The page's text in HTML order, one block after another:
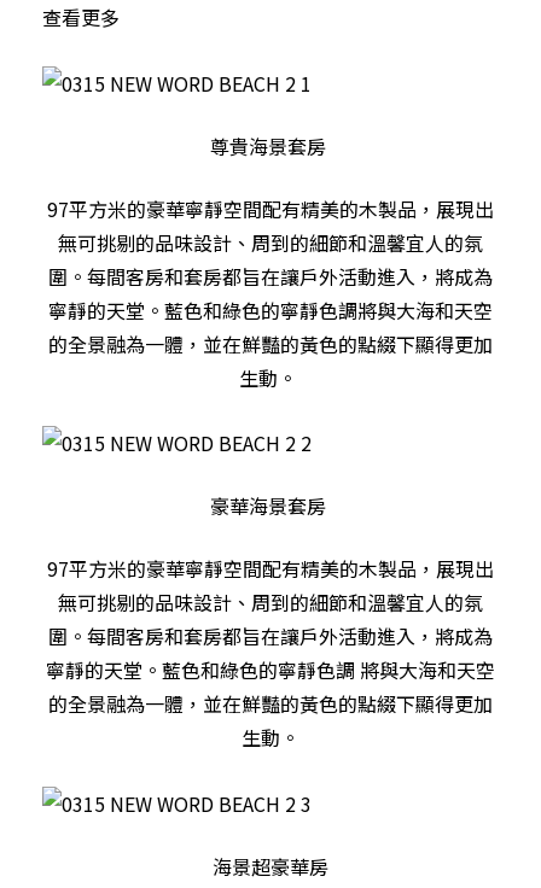
查看更多
尊貴海景套房
97平方米的豪華寧靜空間配有精美的木製品，展現出
無可挑剔的品味設計、周到的細節和溫馨宜人的氛
圍。每間客房和套房都旨在讓戶外活動進入，將成為
寧靜的天堂。藍色和綠色的寧靜色調將與大海和天空
的全景融為一體，並在鮮豔的黃色的點綴下顯得更加
生動。
豪華海景套房
97平方米的豪華寧靜空間配有精美的木製品，展現出
無可挑剔的品味設計、周到的細節和溫馨宜人的氛
圍。每間客房和套房都旨在讓戶外活動進入，將成為
寧靜的天堂。藍色和綠色的寧靜色調 將與大海和天空
的全景融為一體，並在鮮豔的黃色的點綴下顯得更加
生動。
海景超豪華房